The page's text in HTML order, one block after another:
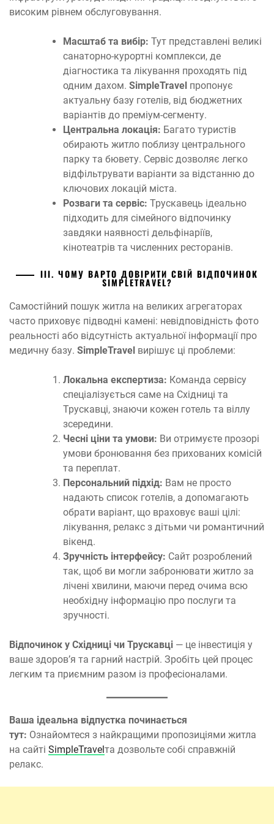
високим рівнем обслуговування.
Масштаб та вибір: Тут представлені великі
санаторно-курортні комплекси, де
діагностика та лікування проходять під
одним дахом. SimpleTravel пропонує
актуальну базу готелів, від бюджетних
варіантів до преміум-сегменту.
Центральна локація: Багато туристів
обирають житло поблизу центрального
парку та бювету. Сервіс дозволяє легко
відфільтрувати варіанти за відстанню до
ключових локацій міста.
Розваги та сервіс: Трускавець ідеально
підходить для сімейного відпочинку
завдяки наявності дельфінаріїв,
кінотеатрів та численних ресторанів.
ІІІ. ЧОМУ ВАРТО ДОВІРИТИ СВІЙ ВІДПОЧИНОК
SIMPLETRAVEL?
Самостійний пошук житла на великих агрегаторах
часто приховує підводні камені: невідповідність фото
реальності або відсутність актуальної інформації про
медичну базу. SimpleTravel вирішує ці проблеми:
Локальна експертиза: Команда сервісу
спеціалізується саме на Східниці та
Трускавці, знаючи кожен готель та віллу
зсередини.
Чесні ціни та умови: Ви отримуєте прозорі
умови бронювання без прихованих комісій
та переплат.
Персональний підхід: Вам не просто
надають список готелів, а допомагають
обрати варіант, що враховує ваші цілі:
лікування, релакс з дітьми чи романтичний
вікенд.
Зручність інтерфейсу: Сайт розроблений
так, щоб ви могли забронювати житло за
лічені хвилини, маючи перед очима всю
необхідну інформацію про послуги та
зручності.
Відпочинок у Східниці чи Трускавці — це інвестиція у
ваше здоров’я та гарний настрій. Зробіть цей процес
легким та приємним разом із професіоналами.
Ваша ідеальна відпустка починається
тут: Ознайомтеся з найкращими пропозиціями житла
на сайті SimpleTravelта дозвольте собі справжній
релакс.